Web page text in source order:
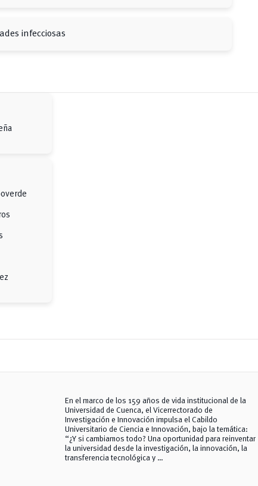
infecciosas
En el marco de los 159 años de vida institucional de la
Universidad de Cuenca, el Vicerrectorado de
Investigación e Innovación impulsa el Cabildo
Universitario de Ciencia e Innovación, bajo la temática:
“¿Y si cambiamos todo? Una oportunidad para reinventar
la universidad desde la investigación, la innovación, la
transferencia tecnológica y …